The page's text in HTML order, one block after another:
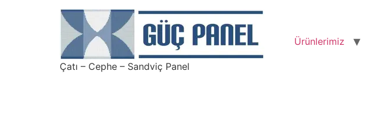
Çatı – Cephe – Sandviç Panel
Ürünlerimiz